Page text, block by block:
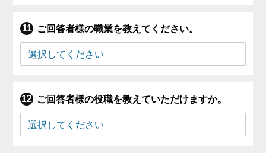
ご回答者様の職業を教えてください。
ご回答者様の役職を教えていただけますか。